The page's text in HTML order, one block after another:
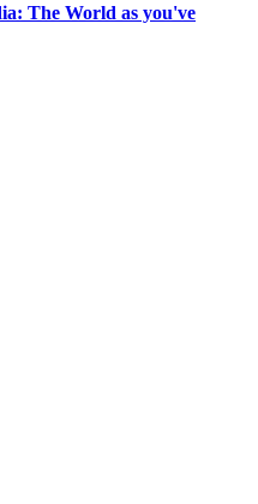
The World as you've